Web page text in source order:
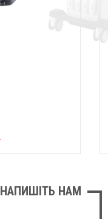
НАПИШІТЬ НАМ